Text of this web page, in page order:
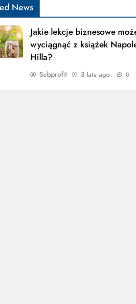
News
Jakie lekcje biznesowe
wyciągnąć z książek
Hilla?
Subprofit 3 lata ago 0